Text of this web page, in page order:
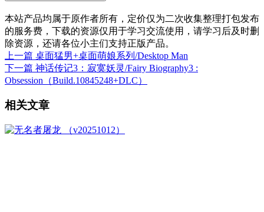
本站产品均属于原作者所有，定价仅为二次收集整理打包发布
的服务费，下载的资源仅用于学习交流使用，请学习后及时删
除资源，还请各位小主们支持正版产品。
上一篇 桌面猛男+桌面萌娘系列/Desktop Man
下一篇 神话传记3：寂寞妖灵/Fairy Biography3 :
Obsession（Build.10845248+DLC）
相关文章